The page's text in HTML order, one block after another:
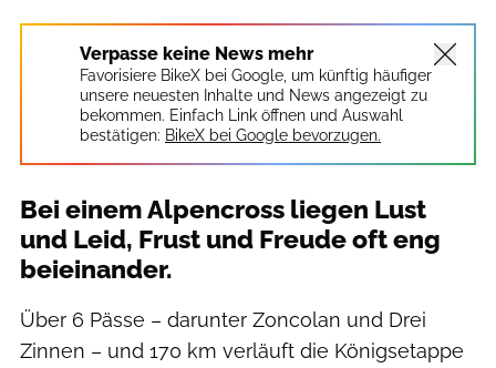
Verpasse keine News mehr
Favorisiere BikeX bei Google, um künftig häufiger
unsere neuesten Inhalte und News angezeigt zu
bekommen. Einfach Link öffnen und Auswahl
bestätigen: BikeX bei Google bevorzugen.
Bei einem Alpencross liegen Lust
und Leid, Frust und Freude oft eng
beieinander.
​Über 6 Pässe – darunter Zoncolan und Drei
Zinnen – und 170 km verläuft die Königs­etappe